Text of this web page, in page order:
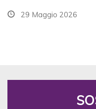
29 Maggio 2026